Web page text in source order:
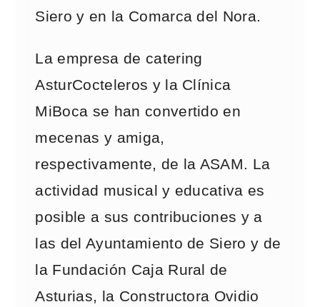
Siero y en la Comarca del Nora.
La empresa de catering
AsturCocteleros y la Clínica
MiBoca se han convertido en
mecenas y amiga,
respectivamente, de la ASAM. La
actividad musical y educativa es
posible a sus contribuciones y a
las del Ayuntamiento de Siero y de
la Fundación Caja Rural de
Asturias, la Constructora Ovidio